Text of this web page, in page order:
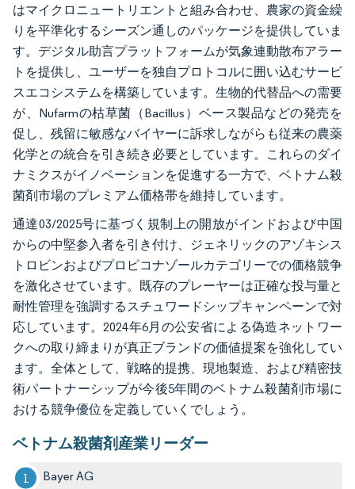
はマイクロニュートリエントと組み合わせ、農家の資金繰
りを平準化するシーズン通しのパッケージを提供していま
す。デジタル助言プラットフォームが気象連動散布アラー
トを提供し、ユーザーを独自プロトコルに囲い込むサービ
スエコシステムを構築しています。生物的代替品への需要
が、Nufarmの枯草菌（Bacillus）ベース製品などの発売を
促し、残留に敏感なバイヤーに訴求しながらも従来の農薬
化学との統合を引き続き必要としています。これらのダイ
ナミクスがイノベーションを促進する一方で、ベトナム殺
菌剤市場のプレミアム価格帯を維持しています。
通達03/2025号に基づく規制上の開放がインドおよび中国
からの中堅参入者を引き付け、ジェネリックのアゾキシス
トロビンおよびプロピコナゾールカテゴリーでの価格競争
を激化させています。既存のプレーヤーは正確な投与量と
耐性管理を強調するスチュワードシップキャンペーンで対
応しています。2024年6月の公安省による偽造ネットワー
クへの取り締まりが真正ブランドの価値提案を強化してい
ます。全体として、戦略的提携、現地製造、および精密技
術パートナーシップが今後5年間のベトナム殺菌剤市場に
おける競争優位を定義していくでしょう。
ベトナム殺菌剤産業リーダー
Bayer AG